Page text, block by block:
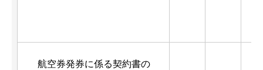
航空券発券に係る契約書の